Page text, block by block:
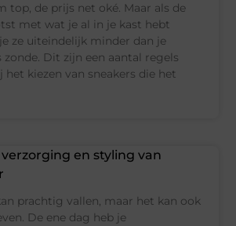
top, de prijs net oké. Maar als de
met wat je al in je kast hebt
ze uiteindelijk minder dan je
zonde. Dit zijn een aantal regels
kiezen van sneakers die het
en styling van
prachtig vallen, maar het kan ook
De ene dag heb je